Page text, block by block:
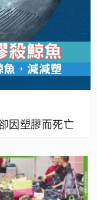
因塑膠而死亡